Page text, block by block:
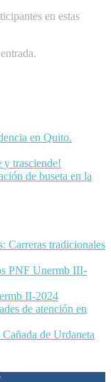
en estas
en Quito.
y trasciende!
de buseta en la
Carreras tradicionales
PNF Unermb III-
II-2024
de atención en
de Urdaneta